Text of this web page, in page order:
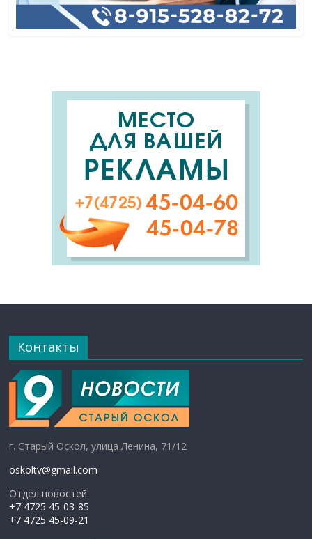
Контакты
г. Старый Оскол, улица Ленина, 71/12
oskoltv@gmail.com
Отдел новостей:
+7 4725 45-03-85
+7 4725 45-09-21